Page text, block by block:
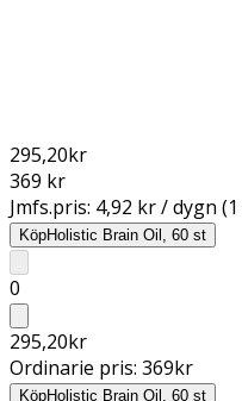
295,20kr
369 kr
Jmfs.pris: 4,92 kr / dygn (1
KöpHolistic Brain Oil, 60 st
0
295,20kr
Ordinarie pris: 369kr
KöpHolistic Brain Oil, 60 st